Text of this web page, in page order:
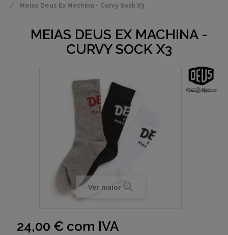
Meias Deus Ex Machina - Curvy Sock X3
MEIAS DEUS EX MACHINA -
CURVY SOCK X3
Ver maior
24,00 € com IVA